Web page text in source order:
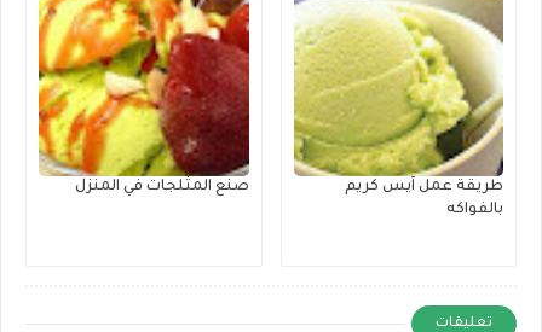
طريقة عمل آيس كريم
بالفواكه
صنع المثلجات في المنزل
تعليقات